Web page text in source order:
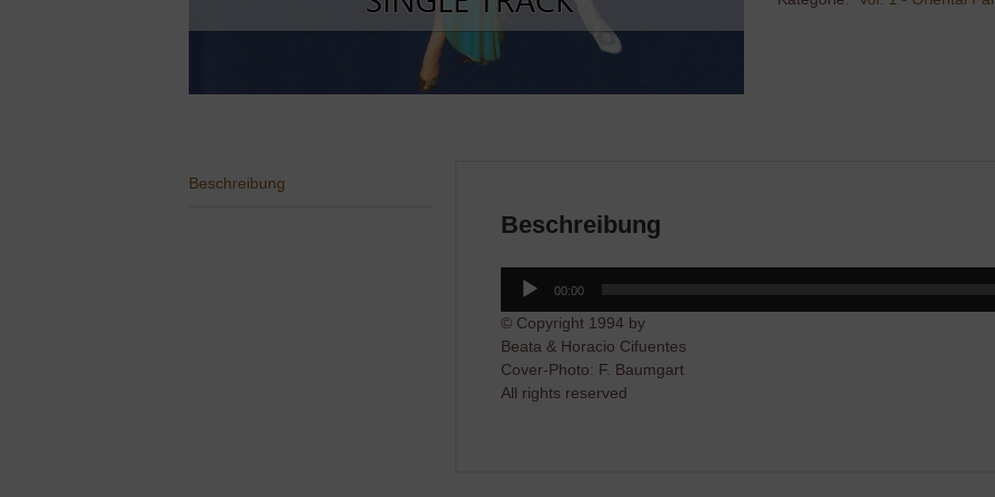
Beschreibung
Beschreibung
Audio-
Player
00:00
© Copyright 1994 by
Beata & Horacio Cifuentes
Cover-Photo: F. Baumgart
All rights reserved